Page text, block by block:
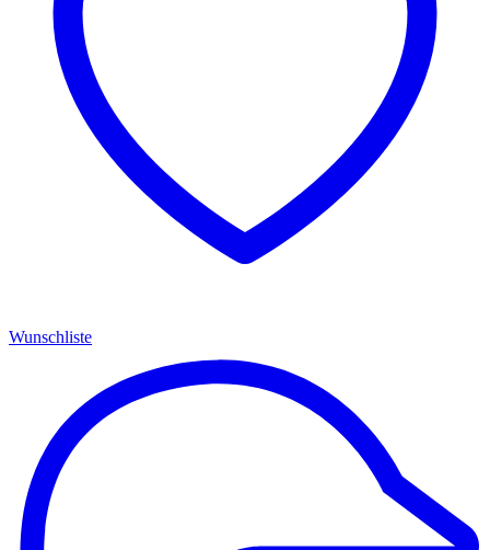
Wunschliste